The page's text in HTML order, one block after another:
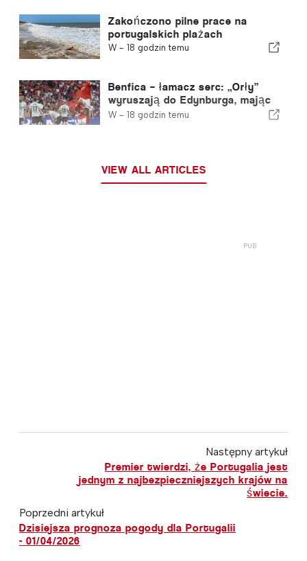
Zakończono pilne prace na
portugalskich plażach
W - 18 godzin temu
Benfica – łamacz serc: „Orły”
wyruszają do Edynburga, mając
już jedną nogą w kolejnej rundzie
W - 18 godzin temu
VIEW ALL ARTICLES
Następny artykuł
Premier twierdzi, że Portugalia jest
jednym z najbezpieczniejszych krajów na
świecie.
Poprzedni artykuł
Dzisiejsza prognoza pogody dla Portugalii
- 01/04/2026